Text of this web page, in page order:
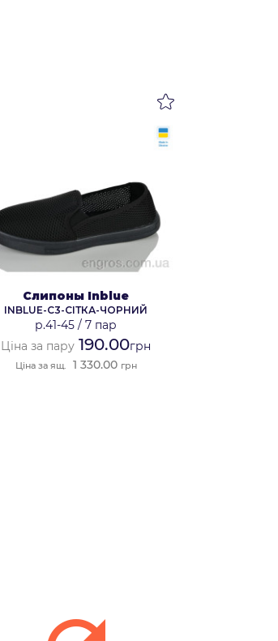
Слипоны Inblue
INBLUE-C3-СІТКА-ЧОРНИЙ
р.41-45 /7 пар
Ціна за пару 190.00грн
Ціна за ящ. 1 330.00 грн